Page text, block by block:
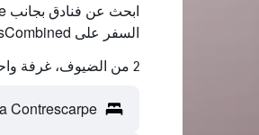
السفر على HotelsCombined وقارن بينها ووفّر.
2 من الضيوف، غرفة واحدة